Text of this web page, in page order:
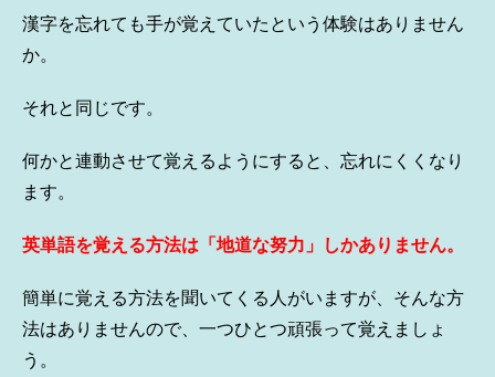
漢字を忘れても手が覚えていたという体験はありません
か。
それと同じです。
何かと連動させて覚えるようにすると、忘れにくくなり
ます。
英単語を覚える方法は「地道な努力」しかありません。
簡単に覚える方法を聞いてくる人がいますが、そんな方
法はありませんので、一つひとつ頑張って覚えましょ
う。